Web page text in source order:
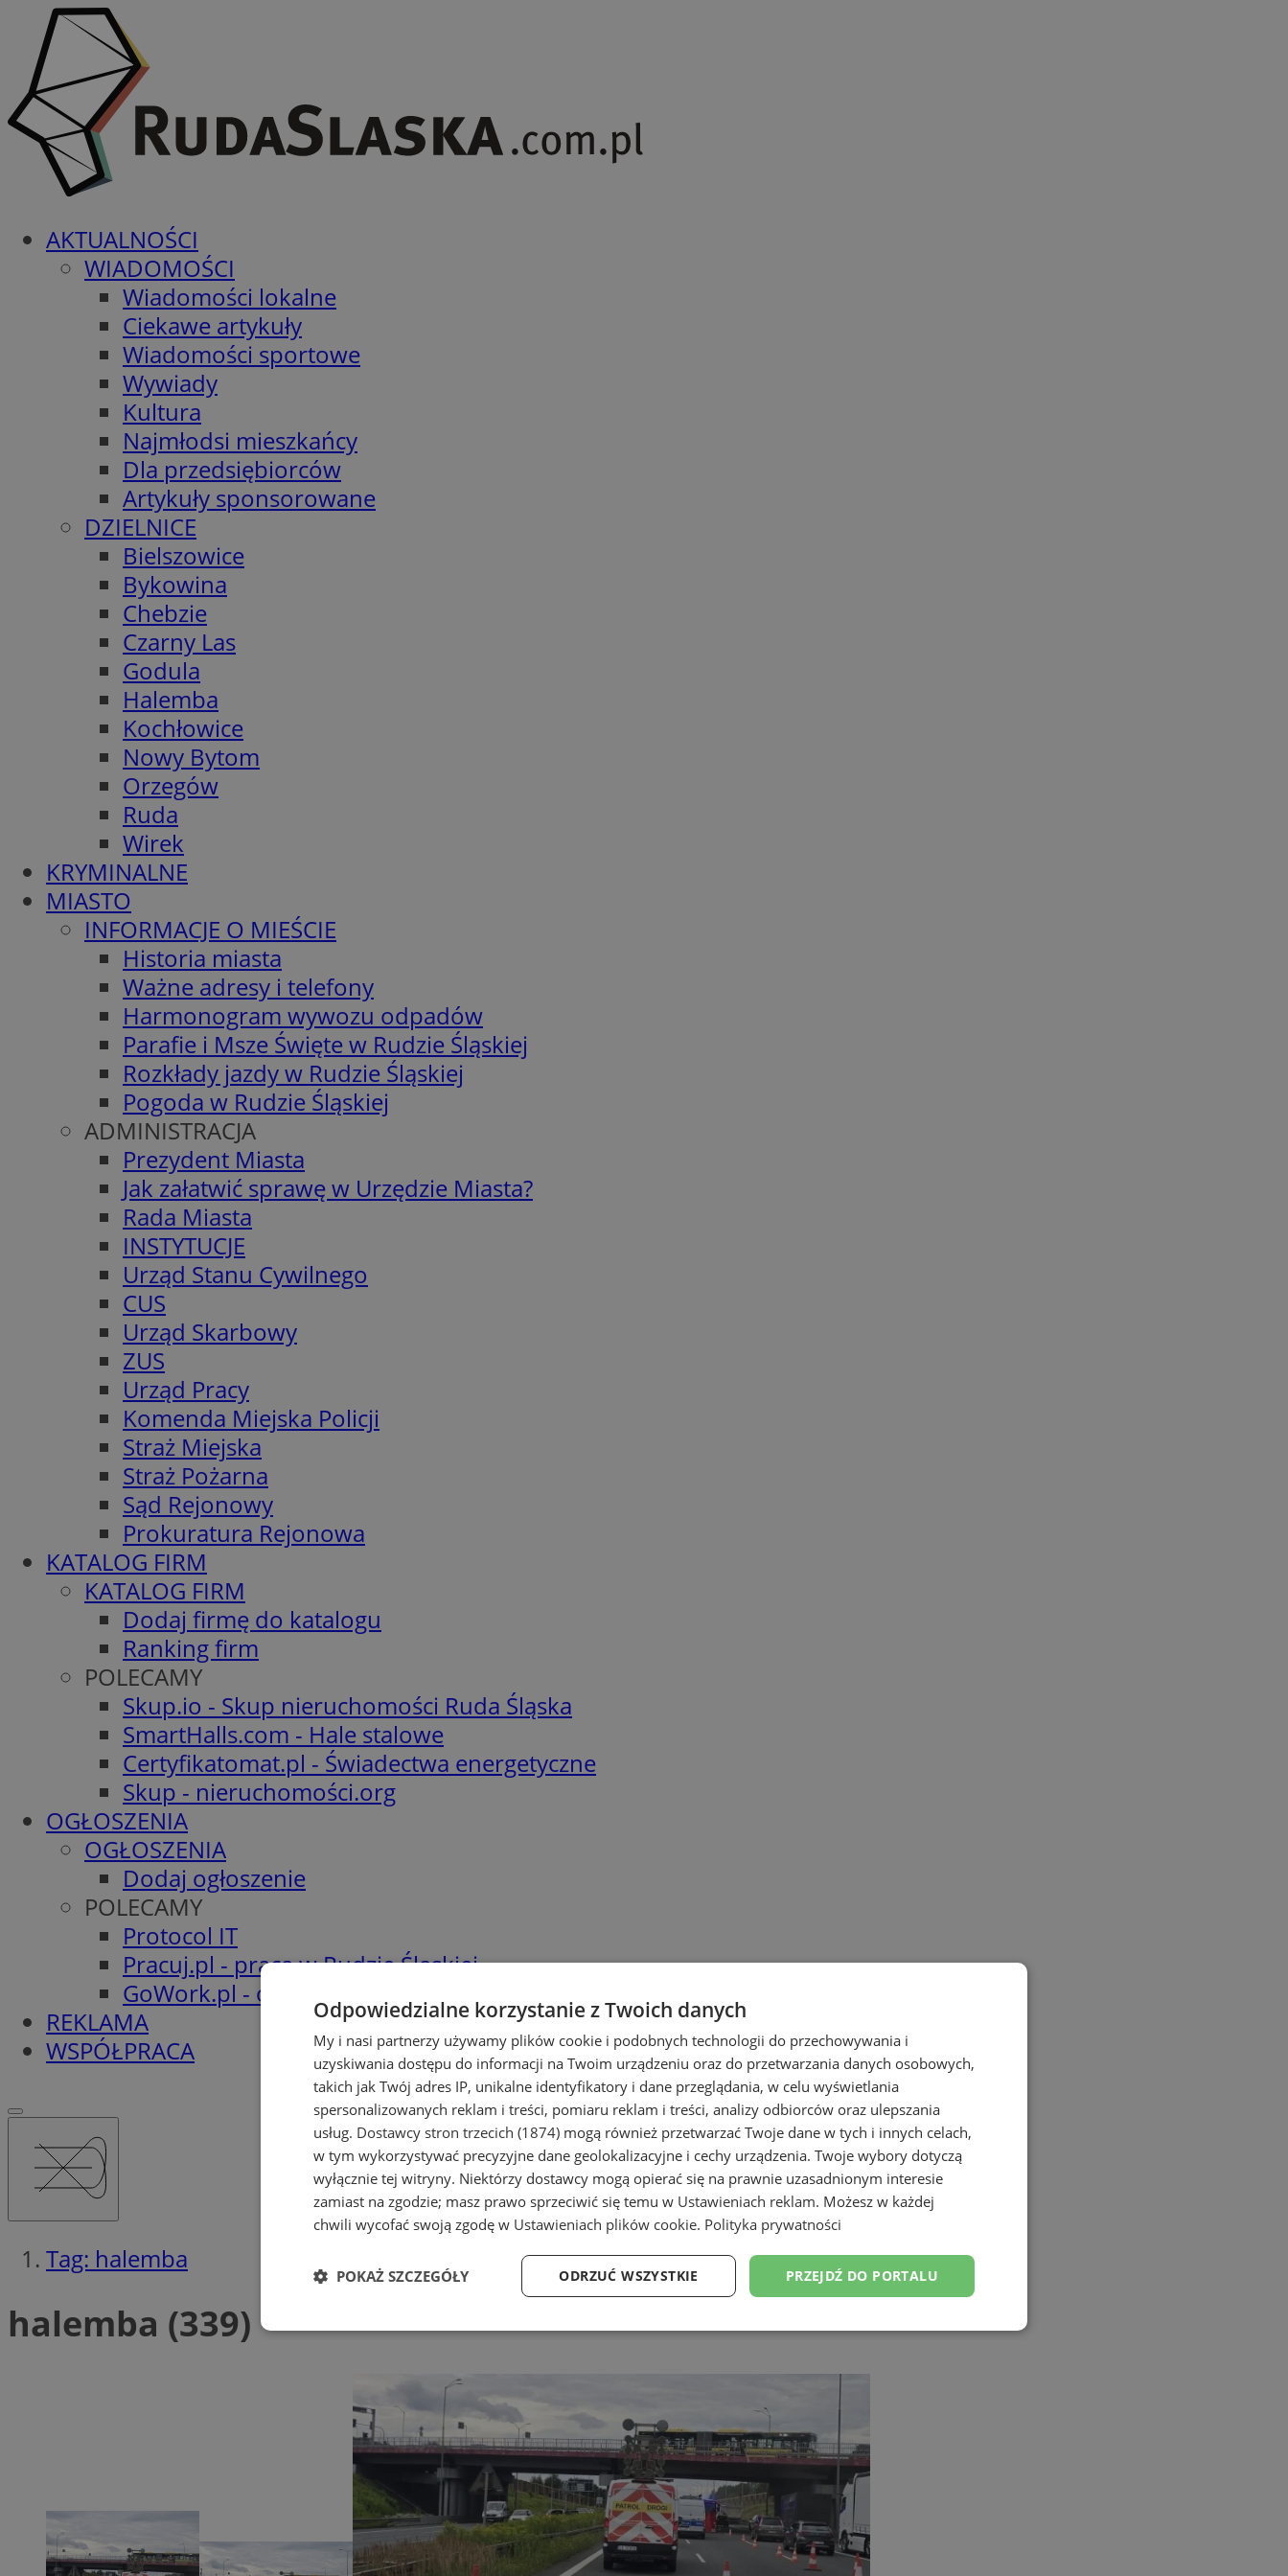
AKTUALNOŚCI
WIADOMOŚCI
Wiadomości lokalne
Ciekawe artykuły
Wiadomości sportowe
Wywiady
Kultura
Najmłodsi mieszkańcy
Dla przedsiębiorców
Artykuły sponsorowane
DZIELNICE
Bielszowice
Bykowina
Chebzie
Czarny Las
Godula
Halemba
Kochłowice
Nowy Bytom
Orzegów
Ruda
Wirek
KRYMINALNE
MIASTO
INFORMACJE O MIEŚCIE
Historia miasta
Ważne adresy i telefony
Harmonogram wywozu odpadów
Parafie i Msze Święte w Rudzie Śląskiej
Rozkłady jazdy w Rudzie Śląskiej
Pogoda w Rudzie Śląskiej
ADMINISTRACJA
Prezydent Miasta
Jak załatwić sprawę w Urzędzie Miasta?
Rada Miasta
INSTYTUCJE
Urząd Stanu Cywilnego
CUS
Urząd Skarbowy
ZUS
Urząd Pracy
Komenda Miejska Policji
Straż Miejska
Straż Pożarna
Sąd Rejonowy
Prokuratura Rejonowa
KATALOG FIRM
KATALOG FIRM
Dodaj firmę do katalogu
Ranking firm
POLECAMY
Skup.io - Skup nieruchomości Ruda Śląska
SmartHalls.com - Hale stalowe
Certyfikatomat.pl - Świadectwa energetyczne
Skup - nieruchomości.org
OGŁOSZENIA
OGŁOSZENIA
Dodaj ogłoszenie
POLECAMY
Protocol IT
Pracuj.pl - praca w Rudzie Śląskiej
GoWork.pl - oferty pracy
REKLAMA
WSPÓŁPRACA
Tag: halemba
halemba (339)
Odpowiedzialne korzystanie z Twoich danych
My i nasi partnerzy używamy plików cookie i podobnych technologii do przechowywania i
uzyskiwania dostępu do informacji na Twoim urządzeniu oraz do przetwarzania danych osobowych,
takich jak Twój adres IP, unikalne identyfikatory i dane przeglądania, w celu wyświetlania
spersonalizowanych reklam i treści, pomiaru reklam i treści, analizy odbiorców oraz ulepszania
usług. Dostawcy stron trzecich (1874) mogą również przetwarzać Twoje dane w tych i innych celach,
w tym wykorzystywać precyzyjne dane geolokalizacyjne i cechy urządzenia. Twoje wybory dotyczą
wyłącznie tej witryny. Niektórzy dostawcy mogą opierać się na prawnie uzasadnionym interesie
zamiast na zgodzie; masz prawo sprzeciwić się temu w Ustawieniach reklam. Możesz w każdej
chwili wycofać swoją zgodę w Ustawieniach plików cookie. Polityka prywatności
PRZEJDŹ DO PORTALU
ODRZUĆ WSZYSTKIE
POKAŻ SZCZEGÓŁY
Niezbędne Wydajność Targetowanie Funkcjonalność Niesklasyfikowane
Niezbędne Wydajność Targetowanie Niesklasyfikowane
Niezbędne pliki cookie umożliwiają korzystanie z podstawowych funkcji strony internetowej, takich jak logowanie użytkownika i
zarządzanie kontem. Bez niezbędnych plików cookie nie można prawidłowo korzystać ze strony internetowej.
Nazwa
Provider
Okres
przechowywania
Opis